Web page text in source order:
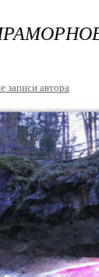
записи автора